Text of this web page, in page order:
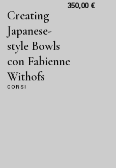
Creating
Japanese-
style Bowls
con Fabienne
Withofs
CORSI
350,00 €